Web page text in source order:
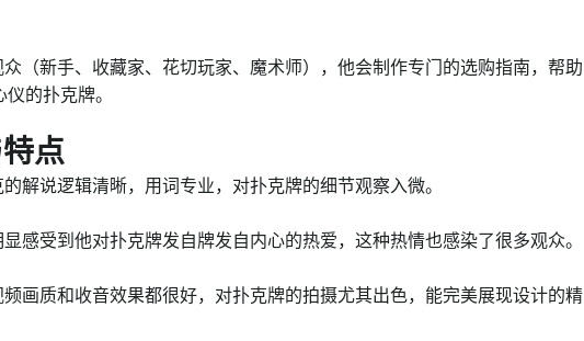
（新手、收藏家、花切玩家、魔术师），他会制作专门的选购指南，帮助
的扑克牌。
点
的解说逻辑清晰，用词专业，对扑克牌的细节观察入微。
显感受到他对扑克牌发自牌发自内心的热爱，这种热情也感染了很多观众。
频画质和收音效果都很好，对扑克牌的拍摄尤其出色，能完美展现设计的精